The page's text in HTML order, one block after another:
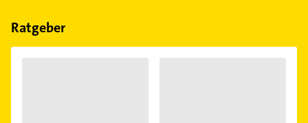
Feiertagen abweichen können.
Ratgeber